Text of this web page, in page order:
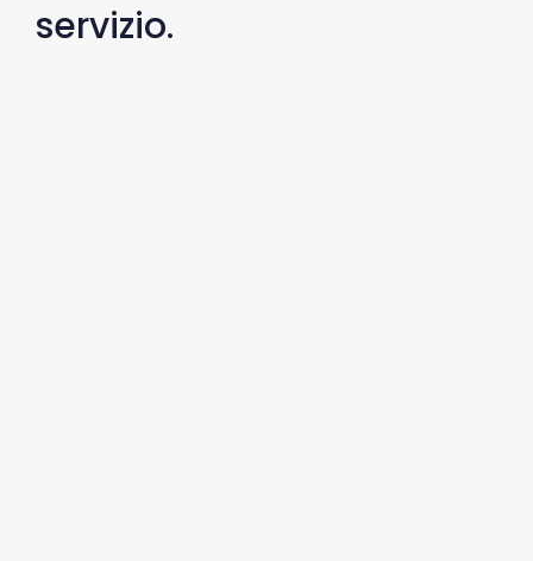
servizio.